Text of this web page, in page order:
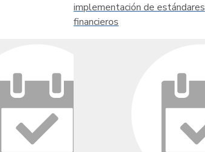
implementación de estándares
financieros